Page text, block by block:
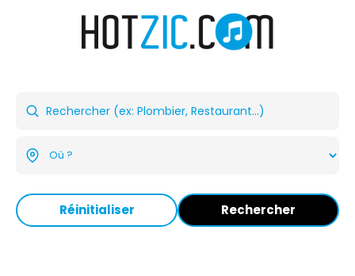
Réinitialiser Rechercher